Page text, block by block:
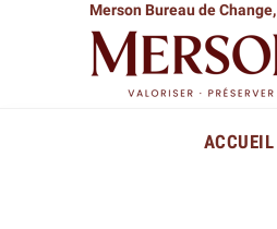
Merson Bureau de Change,
ACCUEIL